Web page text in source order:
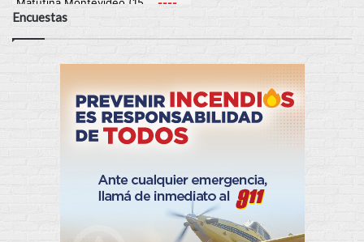
Encuestas